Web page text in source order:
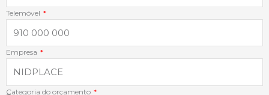
-
f
-
i
n
m
Telemóvel
Empresa
Categoria do orçamento